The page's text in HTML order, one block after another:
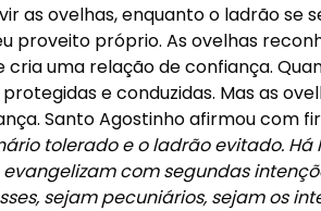
as ovelhas, enquanto o ladrão se
proveito próprio. As ovelhas
uma relação de confiança.
e conduzidas. Mas as
Santo Agostinho afirmou com
tolerado e o ladrão evitado. Há
com segundas
sejam pecuniários, sejam os